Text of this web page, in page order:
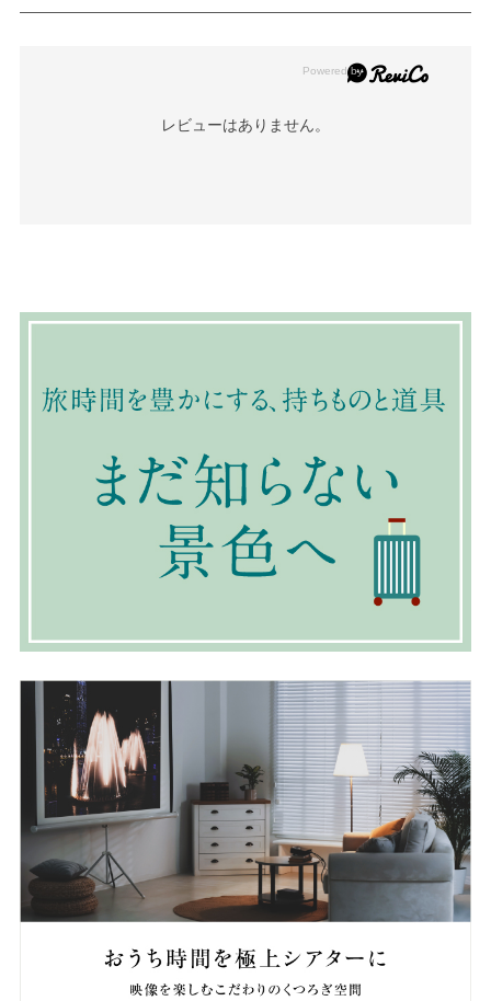
レビューはありません。